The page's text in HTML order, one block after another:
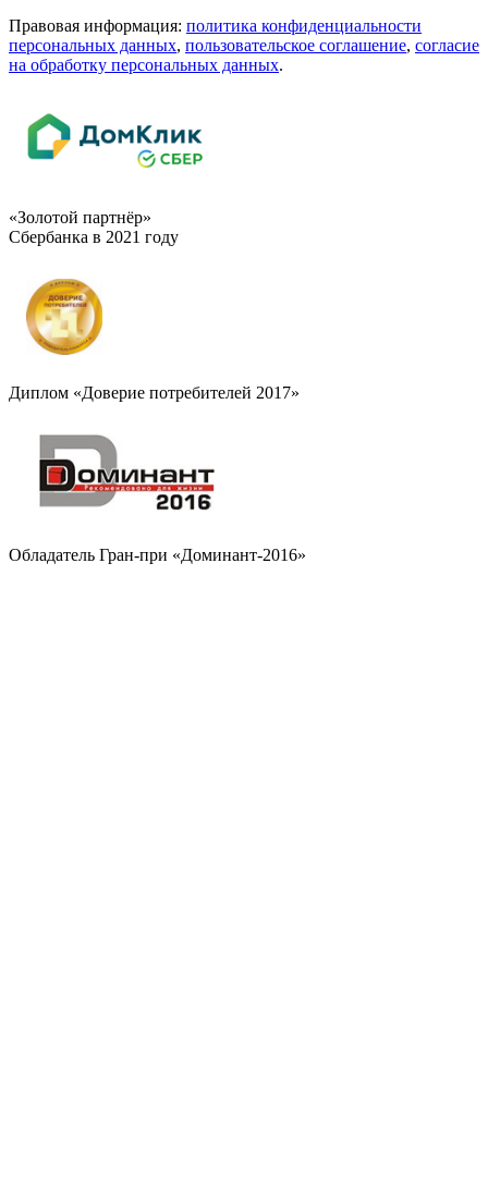
Правовая информация: политика конфиденциальности
персональных данных, пользовательское cоглашение, cогласие
на обработку персональных данных.
«Золотой партнёр»
Сбербанка в 2021 году
Диплом «Доверие потребителей 2017»
Обладатель Гран-при «Доминант-2016»